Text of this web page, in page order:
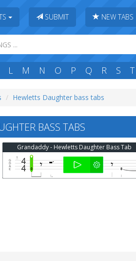
SUBMIT NEW TABS
L M N O P Q R S T
Hewletts Daughter bass tabs
BASS TABS
Grandaddy - Hewletts Daughter Bass Tab